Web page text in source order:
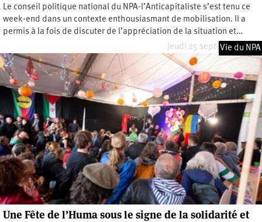
Le conseil politique national du NPA-l’Anticapitaliste s’est tenu ce
week-end dans un contexte enthousiasmant de mobilisation. Il a
permis à la fois de discuter de l’appréciation de la situation et…
Jeudi 25 septembre 2025
Vie du NPA
Une Fête de l’Huma sous le signe de la solidarité et